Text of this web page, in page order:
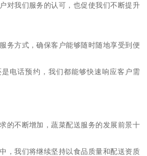
对我们服务的认可，也促使我们不断提升
务方式，确保客户能够随时随地享受到便
电话预约，我们都能够快速响应客户需
的不断增加，蔬菜配送服务的发展前景十
，我们将继续坚持以食品质量和配送资质